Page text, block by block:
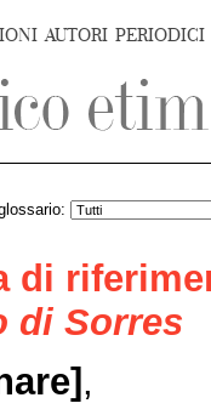
AUTORI PERIODICI
di
di Sorres
,